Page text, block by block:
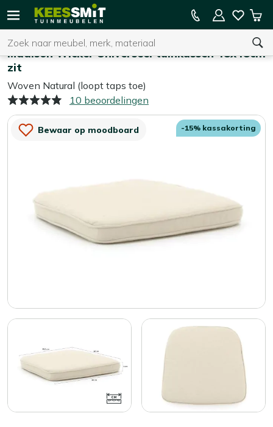
Kees
Tuinmeubelen
Zoeken
U heeft geen product(en) in uw winkelwagen.
15% kassakorting op de hele collectie
Madison Wicker Universeel tuinkussen 48x48cm
zit
Woven Natural (loopt taps toe)
10 beoordelingen
Bewaar op moodboard -15% kassakorting